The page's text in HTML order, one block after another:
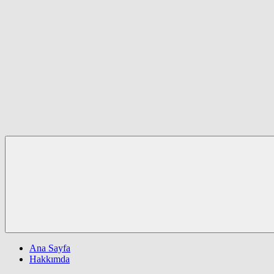
Ana Sayfa
Hakkımda